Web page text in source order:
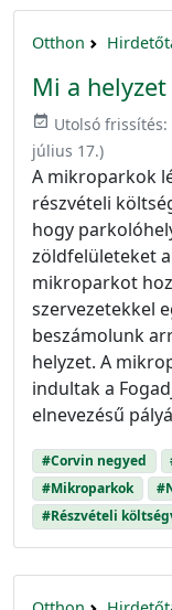
Otthon
Mi a
event_available Utolsó frissítés:
július 17.)
A mikroparkok
részvételi
hogy
zöldfelületeket
mikroparkot
szervezetekkel
beszámolunk
helyzet. A
indultak a
elnevezésű
#Corvin negyed
#Mikroparkok
#Részvételi